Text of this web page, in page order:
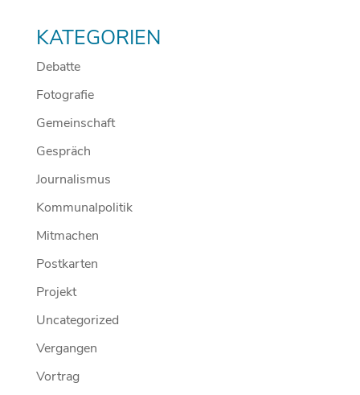
KATEGORIEN
Debatte
Fotografie
Gemeinschaft
Gespräch
Journalismus
Kommunalpolitik
Mitmachen
Postkarten
Projekt
Uncategorized
Vergangen
Vortrag